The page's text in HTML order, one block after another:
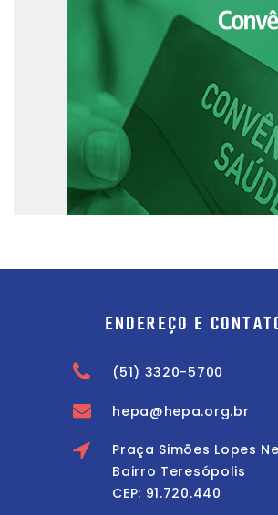
ENDEREÇO E
(51) 3320-5700
hepa@hepa.org.br
Praça Simões Lopes
Bairro Teresópolis
CEP: 91.720.440